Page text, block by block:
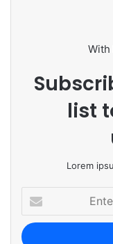
With
list
Lorem
e